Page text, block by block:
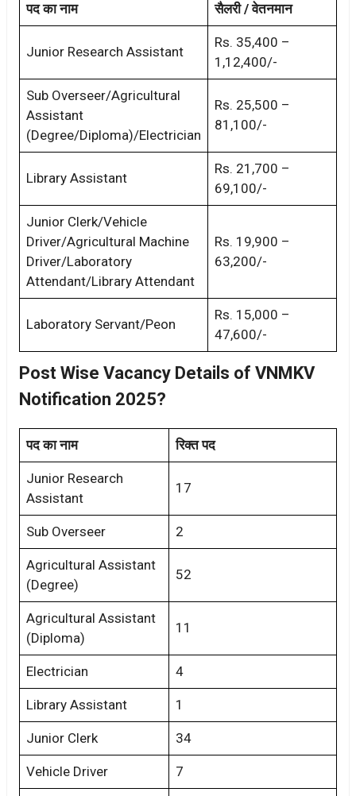
पद का नाम सैलरी / वेतनमान
Junior Research Assistant
Rs. 35,400 –
1,12,400/-
Sub Overseer/Agricultural
Assistant
(Degree/Diploma)/Electrician
Rs. 25,500 –
81,100/-
Library Assistant
Rs. 21,700 –
69,100/-
Junior Clerk/Vehicle
Driver/Agricultural Machine
Driver/Laboratory
Attendant/Library Attendant
Rs. 19,900 –
63,200/-
Laboratory Servant/Peon
Rs. 15,000 –
47,600/-
Post Wise Vacancy Details of VNMKV
Notification 2025?
पद का नाम रिक्त पद
Junior Research
Assistant
17
Sub Overseer 2
Agricultural Assistant
(Degree)
52
Agricultural Assistant
(Diploma)
11
Electrician 4
Library Assistant 1
Junior Clerk 34
Vehicle Driver 7